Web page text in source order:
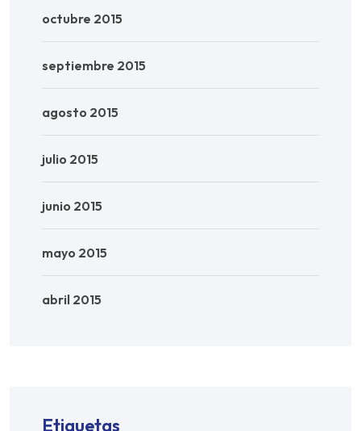
octubre 2015
septiembre 2015
agosto 2015
julio 2015
junio 2015
mayo 2015
abril 2015
Etiquetas